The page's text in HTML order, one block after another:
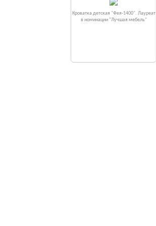
Кроватка детская "Фея-1400". Лауреат
в номинации "Лучшая мебель"